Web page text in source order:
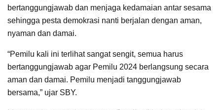
bertanggungjawab dan menjaga kedamaian antar sesama
sehingga pesta demokrasi nanti berjalan dengan aman,
nyaman dan damai.
“Pemilu kali ini terlihat sangat sengit, semua harus
bertanggungjawab agar Pemilu 2024 berlangsung secara
aman dan damai. Pemilu menjadi tanggungjawab
bersama,” ujar SBY.